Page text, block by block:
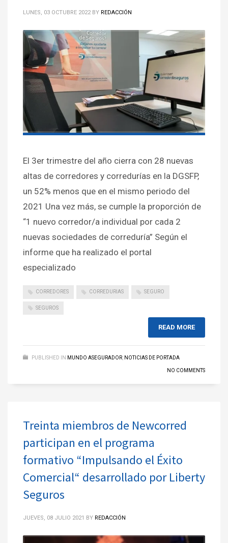
LUNES, 03 OCTUBRE 2022 BY REDACCIÓN
El 3er trimestre del año cierra con 28 nuevas
altas de corredores y corredurías en la DGSFP,
un 52% menos que en el mismo periodo del
2021 Una vez más, se cumple la proporción de
“1 nuevo corredor/a individual por cada 2
nuevas sociedades de correduría” Según el
informe que ha realizado el portal
especializado
CORREDORES CORREDURIAS SEGURO
SEGUROS
READ MORE
PUBLISHED IN MUNDO ASEGURADOR NOTICIAS DE PORTADA
NO COMMENTS
Treinta miembros de Newcorred
participan en el programa
formativo “Impulsando el Éxito
Comercial“ desarrollado por Liberty
Seguros
JUEVES, 08 JULIO 2021 BY REDACCIÓN